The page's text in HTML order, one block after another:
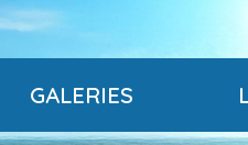
GALERIES